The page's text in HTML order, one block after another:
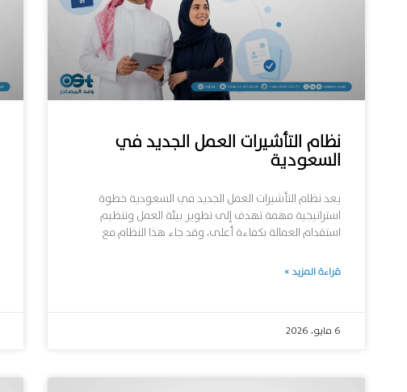
نظام التأشيرات العمل الجديد في
السعودية
يعد نظام التأشيرات العمل الجديد في السعودية خطوة
استراتيجية مهمة تهدف إلى تطوير بيئة العمل وتنظيم
استقدام العمالة بكفاءة أعلى، وقد جاء هذا النظام مع
قراءة المزيد »
6 مايو، 2026